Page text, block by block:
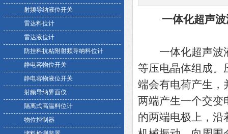
射频导纳液位开关
雷达料位计
雷达液位计
防挂料抗粘附射频导纳料位计
静电容物位开关
静电容物液位开关
射频导纳界面仪
隔离式高温料位计
物位控制器
一体化超声
一体化超声波液
等压电晶体组成。
端会有电荷产生，
两端产生一个交变
的两端电极上，沿